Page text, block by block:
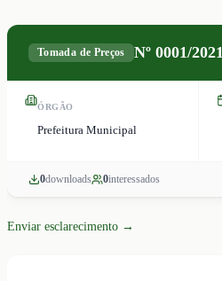
Tomada de Preços Nº 0001/2021
ÓRGÃO
Prefeitura Municipal
0downloads 0interessados
Enviar esclarecimento →